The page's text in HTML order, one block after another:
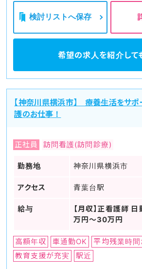
検討リストへ保存
希望の求人を紹介して
【神奈川県横浜市】 療養生活をサポ
護のお仕事！
正社員 訪問看護(訪問診療)
勤務地 神奈川県横浜市
アクセス 青葉台駅
給与
【月収】正看護師
万円～30万円
高額年収 車通勤OK
平均残業時間
教育支援が充実
駅近